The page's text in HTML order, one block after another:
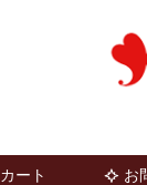
カート お